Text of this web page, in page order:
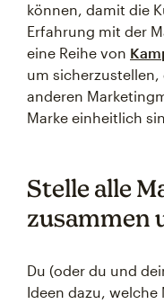
können, damit die
Erfahrung mit der
eine Reihe von
um sicherzustellen,
anderen
Marke einheitlich
Stelle alle
zusammen
Du (oder du und
Ideen dazu,